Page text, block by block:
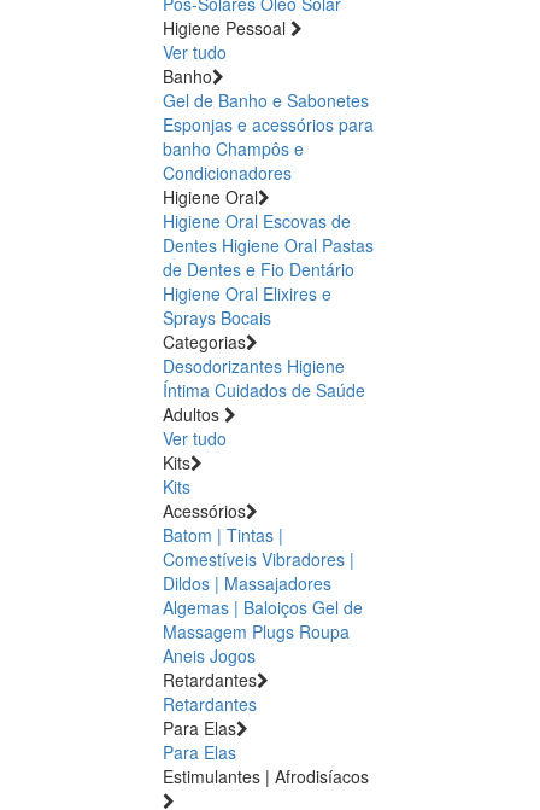
Higiene Pessoal
Ver tudo
Banho
Gel de Banho e Sabonetes
Esponjas e acessórios para
banho Champôs e
Condicionadores
Higiene Oral
Higiene Oral Escovas de
Dentes Higiene Oral Pastas
de Dentes e Fio Dentário
Higiene Oral Elixires e
Sprays Bocais
Categorias
Desodorizantes Higiene
Íntima Cuidados de Saúde
Adultos
Ver tudo
Kits
Kits
Acessórios
Batom | Tintas |
Comestíveis Vibradores |
Dildos | Massajadores
Algemas | Baloiços Gel de
Massagem Plugs Roupa
Aneis Jogos
Retardantes
Retardantes
Para Elas
Para Elas
Estimulantes | Afrodisíacos